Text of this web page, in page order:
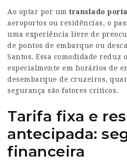
Ao optar por um translado
aeroportos ou residências, o
uma experiência livre de
de pontos de embarque ou
Santos. Essa comodidade reduz
especialmente em horários de
desembarque de cruzeiros,
segurança são fatores críticos.
Tarifa fixa e
antecipada:
financeira